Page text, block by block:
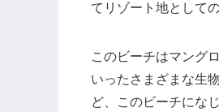
てリゾート地として
このビーチはマング
いったさまざまな生
ど、このビーチにな